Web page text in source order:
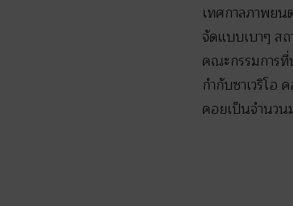
เทศกาลภาพยน
จัดแบบเบาๆ ส
คณะกรรมการ
กำกับซาเวริโอ
คอยเป็นจำนวน